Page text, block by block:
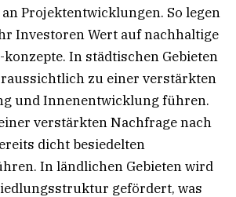
Projektentwicklungen. So legen
Investoren Wert auf nachhaltige
In städtischen Gebieten
zu einer verstärkten
und Innenentwicklung führen.
verstärkten Nachfrage nach
dicht besiedelten
In ländlichen Gebieten wird
gefördert, was